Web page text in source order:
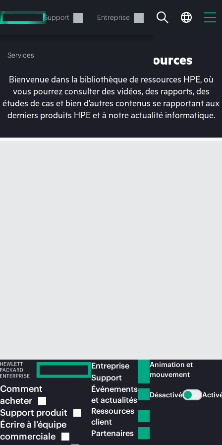
au
contenu
Support Entreprise
Services
Votre panier est
Bibliothèque de ressources
Bienvenue dans la bibliothèque de ressources HPE, où
vous pourrez consulter des vidéos, des rapports, des
études de cas et bien d’autres contenus se rapportant aux
derniers produits HPE et à notre actualité informatique.
Comment
acheter
Support produit
Écrire à l’équipe
commerciale
Entreprise
Support
Événements
et actualités
Ressources
client
Partenaires
Animation et
mouvement
Désactivé